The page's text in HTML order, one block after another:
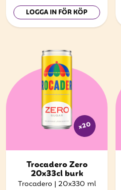
LOGGA IN FÖR KÖP
x20
Trocadero Zero
20x33cl burk
Trocadero | 20x330 ml